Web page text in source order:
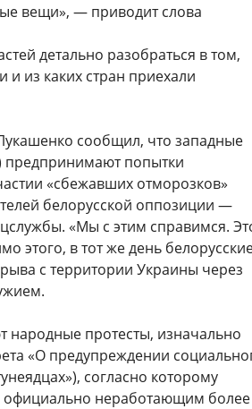
вещи», — приводит слова
детально разобраться в том,
и из каких стран приехали
сообщил, что западные
предпринимают попытки
«сбежавших отморозков»
белорусской оппозиции —
«Мы с этим справимся.
этого, в тот же день
с территории Украины через
народные протесты, изначально
«О предупреждении
согласно которому
неработающим более